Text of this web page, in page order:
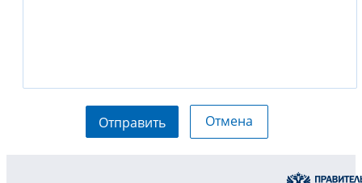
Отправить Отмена